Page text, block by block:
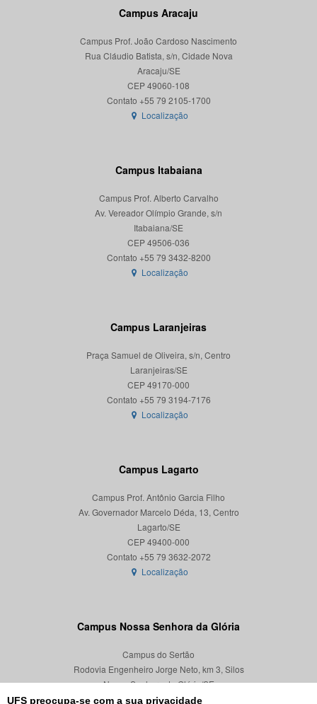
UFS preocupa-se com a sua privacidade
Campus Aracaju
Campus Prof. João Cardoso Nascimento
Rua Cláudio Batista, s/n, Cidade Nova
Aracaju/SE
CEP 49060-108
Localização
Campus Itabaiana
Campus Prof. Alberto Carvalho
Av. Vereador Olímpio Grande, s/n
Itabaiana/SE
CEP 49506-036
Localização
Campus Laranjeiras
Praça Samuel de Oliveira, s/n, Centro
Laranjeiras/SE
CEP 49170-000
Localização
Campus Lagarto
Campus Prof. Antônio Garcia Filho
Av. Governador Marcelo Déda, 13, Centro
Lagarto/SE
CEP 49400-000
Localização
Campus Nossa Senhora da Glória
Campus do Sertão
Rodovia Engenheiro Jorge Neto, km 3, Silos
Nossa Senhora da Glória/SE
CEP 49680-000